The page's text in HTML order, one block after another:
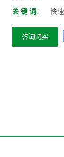
关 键 词： 快
咨询购买